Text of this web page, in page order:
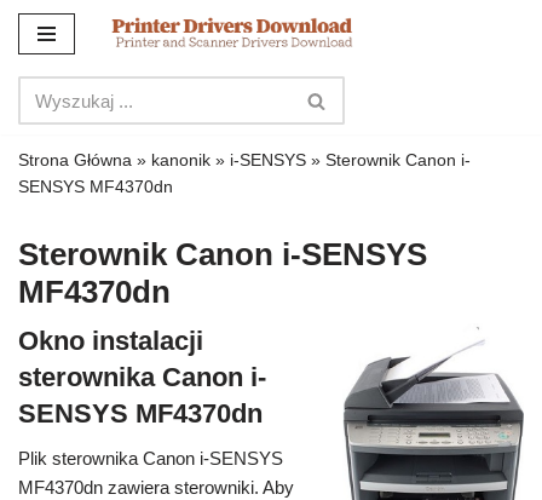
do
treści
Strona Główna » kanonik » i-SENSYS » Sterownik Canon i-
SENSYS MF4370dn
Sterownik Canon i-SENSYS
MF4370dn
Okno instalacji
sterownika Canon i-
SENSYS MF4370dn
Plik sterownika Canon i-SENSYS
MF4370dn zawiera sterowniki. Aby